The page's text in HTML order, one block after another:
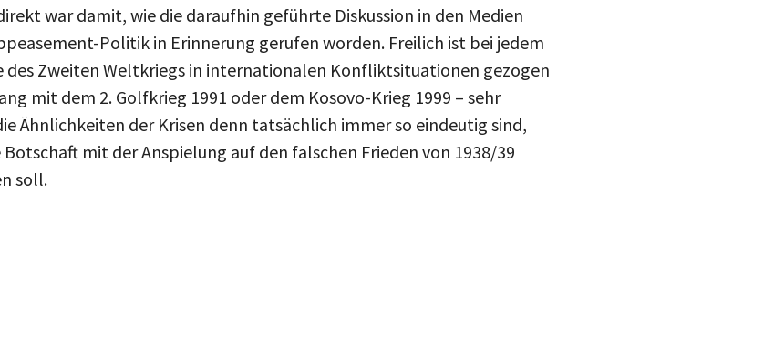
war damit, wie die daraufhin geführte Diskussion in den Medien
Politik in Erinnerung gerufen worden. Freilich ist bei jedem
des Zweiten Weltkriegs in internationalen Konfliktsituationen gezogen
mit dem 2. Golfkrieg 1991 oder dem Kosovo-Krieg 1999 – sehr
Ähnlichkeiten der Krisen denn tatsächlich immer so eindeutig sind,
mit der Anspielung auf den falschen Frieden von 1938/39
soll.